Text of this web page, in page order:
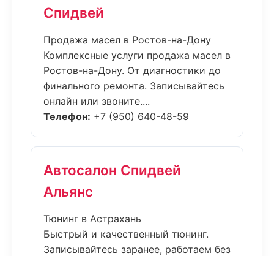
Спидвей
Продажа масел в Ростов-на-Дону
Комплексные услуги продажа масел в
Ростов-на-Дону. От диагностики до
финального ремонта. Записывайтесь
онлайн или звоните....
Телефон: +7 (950) 640-48-59
Автосалон Спидвей
Альянс
Тюнинг в Астрахань
Быстрый и качественный тюнинг.
Записывайтесь заранее, работаем без